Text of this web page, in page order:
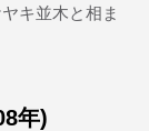
キ並木と相ま
年)